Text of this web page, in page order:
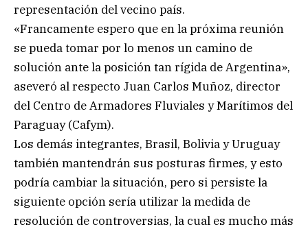
representación del vecino país.
«Francamente espero que en la próxima reunión
se pueda tomar por lo menos un camino de
solución ante la posición tan rígida de Argentina»,
aseveró al respecto Juan Carlos Muñoz, director
del Centro de Armadores Fluviales y Marítimos del
Paraguay (Cafym).
Los demás integrantes, Brasil, Bolivia y Uruguay
también mantendrán sus posturas firmes, y esto
podría cambiar la situación, pero si persiste la
siguiente opción sería utilizar la medida de
resolución de controversias, la cual es mucho más